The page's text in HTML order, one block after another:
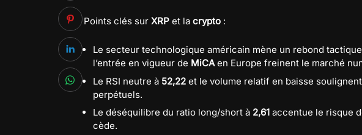
Points clés sur XRP et la crypto :
Le secteur technologique américain mène un rebond
l’entrée en vigueur de MiCAen Europe freinent le marché
Le RSI neutre à 52,22 et le volume relatif en baisse
perpétuels.
Le déséquilibre du ratio long/short à 2,61 accentue le risque
cède.